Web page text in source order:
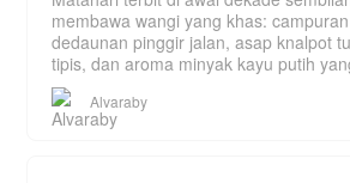
membawa wangi yang khas:
dedaunan pinggir jalan, asap knalpot
tipis, dan aroma minyak kayu putih
Alvaraby